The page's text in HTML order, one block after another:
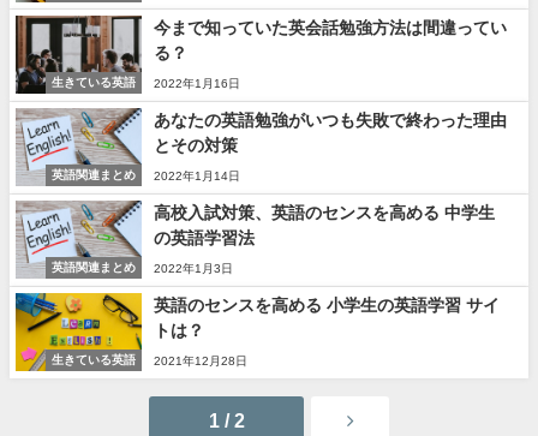
生きている英語
今まで知っていた英会話勉強方法は間違ってい
る？
2022年1月16日
英語関連まとめ
あなたの英語勉強がいつも失敗で終わった理由
とその対策
2022年1月14日
英語関連まとめ
高校入試対策、英語のセンスを高める 中学生
の英語学習法
2022年1月3日
生きている英語
英語のセンスを高める 小学生の英語学習 サイ
トは？
2021年12月28日
1 / 2